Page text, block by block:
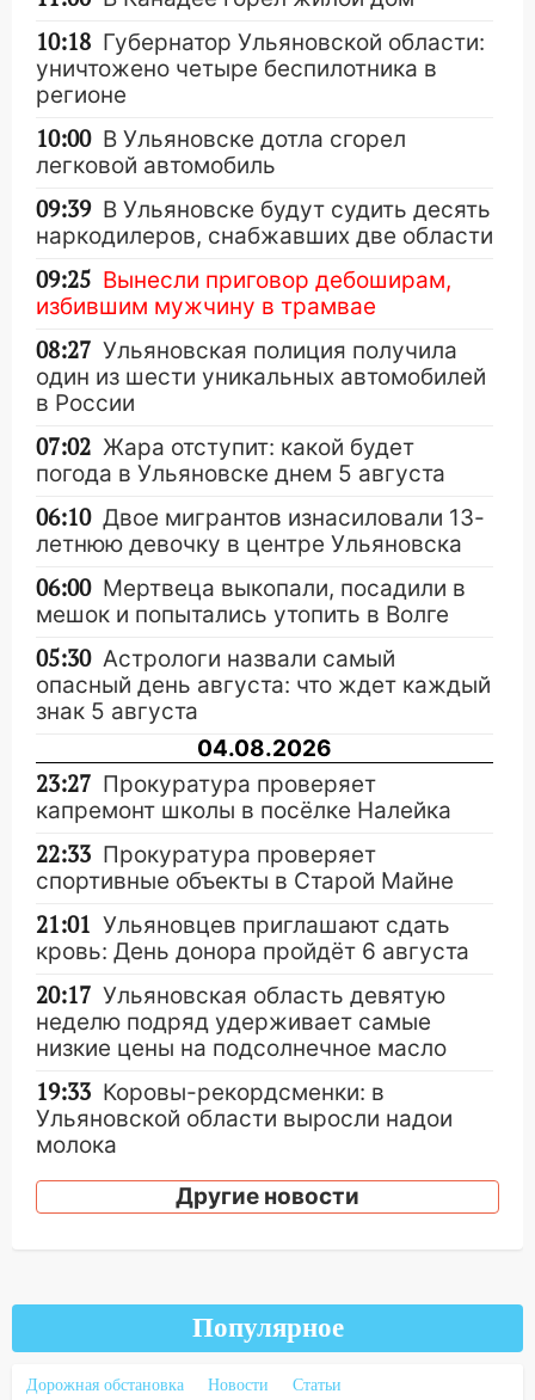
10:18 Губернатор Ульяновской области:
уничтожено четыре беспилотника в
регионе
10:00 В Ульяновске дотла сгорел
легковой автомобиль
09:39 В Ульяновске будут судить десять
наркодилеров, снабжавших две области
09:25 Вынесли приговор дебоширам,
избившим мужчину в трамвае
08:27 Ульяновская полиция получила
один из шести уникальных автомобилей
в России
07:02 Жара отступит: какой будет
погода в Ульяновске днем 5 августа
06:10 Двое мигрантов изнасиловали 13-
летнюю девочку в центре Ульяновска
06:00 Мертвеца выкопали, посадили в
мешок и попытались утопить в Волге
05:30 Астрологи назвали самый
опасный день августа: что ждет каждый
знак 5 августа
04.08.2026
23:27 Прокуратура проверяет
капремонт школы в посёлке Налейка
22:33 Прокуратура проверяет
спортивные объекты в Старой Майне
21:01 Ульяновцев приглашают сдать
кровь: День донора пройдёт 6 августа
20:17 Ульяновская область девятую
неделю подряд удерживает самые
низкие цены на подсолнечное масло
19:33 Коровы-рекордсменки: в
Ульяновской области выросли надои
молока
18:20 В Ульяновской области до конца
года благоустроят 20 родников
Дорожный сезон перевалил за
экватор: в Ульяновской области
обновили половину региональных трасс
Другие новости
Популярное
Дорожная обстановка Новости
Статьи